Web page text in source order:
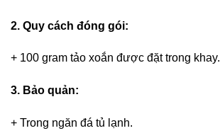
2. Quy cách đóng gói:
+ 100 gram tảo xoắn được đặt trong khay.
3. Bảo quản:
+ Trong ngăn đá tủ lạnh.